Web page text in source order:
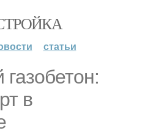
статьи
в